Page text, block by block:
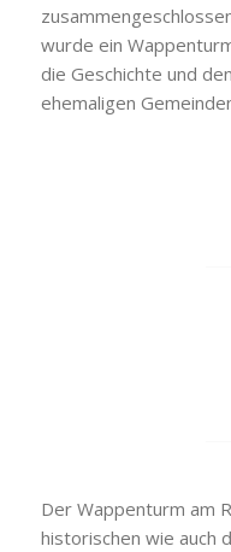
wurde ein
die Geschichte und
ehemaligen
Der Wappenturm am
historischen wie auch